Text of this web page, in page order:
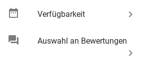
date_range Verfügbarkeit keyboard_arrow_right
chat Auswahl an Bewertungen
keyboard_arrow_right